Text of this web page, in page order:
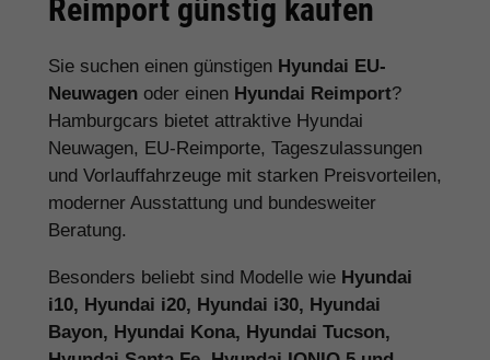
Reimport günstig kaufen
Sie suchen einen günstigen Hyundai EU-
Neuwagen oder einen Hyundai Reimport?
Hamburgcars bietet attraktive Hyundai
Neuwagen, EU-Reimporte, Tageszulassungen
und Vorlauffahrzeuge mit starken Preisvorteilen,
moderner Ausstattung und bundesweiter
Beratung.
Besonders beliebt sind Modelle wie Hyundai
i10, Hyundai i20, Hyundai i30, Hyundai
Bayon, Hyundai Kona, Hyundai Tucson,